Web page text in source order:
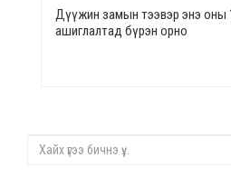
Дүүжин замын тээвэр энэ оны
ашиглалтад бүрэн орно